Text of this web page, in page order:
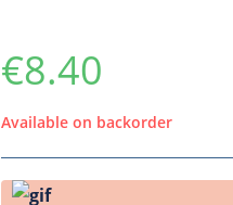
€8.40
Available on backorder